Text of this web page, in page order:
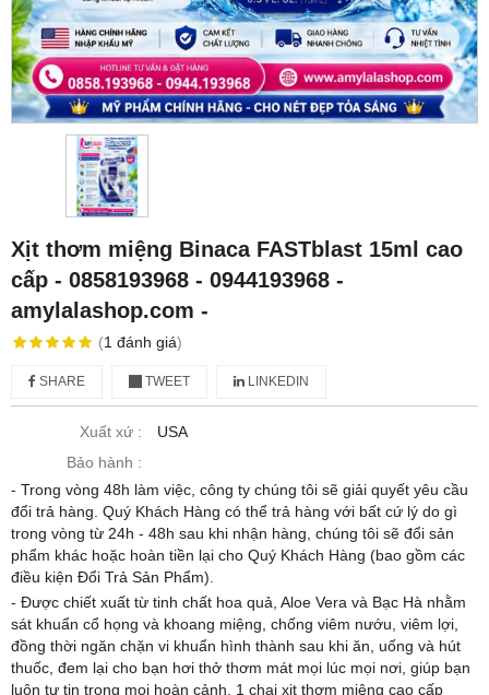
Xịt thơm miệng Binaca FASTblast 15ml cao
cấp - 0858193968 - 0944193968 -
amylalashop.com -
(1 đánh giá)
SHARE TWEET LINKEDIN
Xuất xứ :
USA
Bảo hành :
- Trong vòng 48h làm việc, công ty chúng tôi sẽ giải quyết yêu cầu
đổi trả hàng. Quý Khách Hàng có thể trả hàng với bất cứ lý do gì
trong vòng từ 24h - 48h sau khi nhận hàng, chúng tôi sẽ đổi sản
phẩm khác hoặc hoàn tiền lại cho Quý Khách Hàng (bao gồm các
điều kiện Đổi Trả Sản Phẩm).
- Được chiết xuất từ tinh chất hoa quả, Aloe Vera và Bạc Hà nhằm
sát khuẩn cổ họng và khoang miệng, chống viêm nướu, viêm lợi,
đồng thời ngăn chặn vi khuẩn hình thành sau khi ăn, uống và hút
thuốc, đem lại cho bạn hơi thở thơm mát mọi lúc mọi nơi, giúp bạn
luôn tự tin trong mọi hoàn cảnh, 1 chai xịt thơm miệng cao cấp